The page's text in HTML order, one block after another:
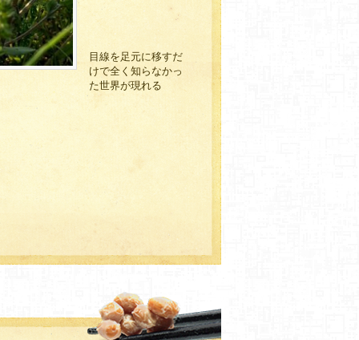
目線を足元に移すだ
けで全く知らなかっ
た世界が現れる